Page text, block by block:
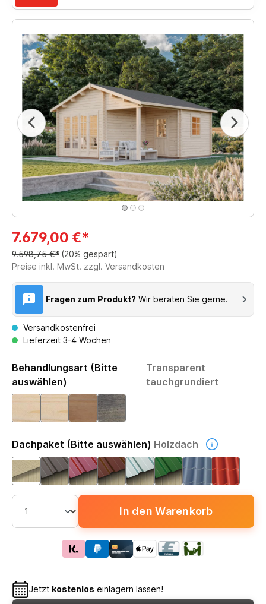
7.679,00 €*
9.598,75 €* (20% gespart)
Preise inkl. MwSt. zzgl. Versandkosten
Fragen zum Produkt? Wir beraten Sie gerne.
Versandkostenfrei
Lieferzeit 3-4 Wochen
Behandlungsart (Bitte
auswählen)
Transparent
tauchgrundiert
Dachpaket (Bitte auswählen) Holzdach
In den Warenkorb
Jetzt kostenlos einlagern lassen!